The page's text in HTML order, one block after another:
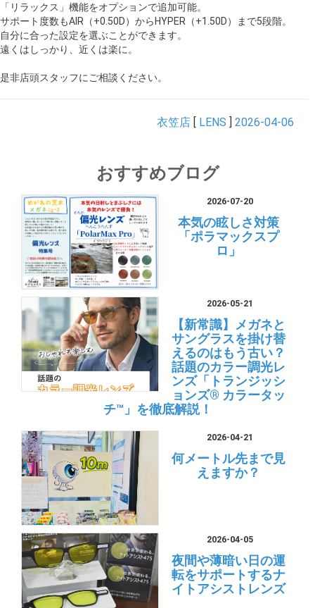
「リラックス」機能をオプションで追加可能。
サポート度数もAIR（+0.50D）からHYPER（+1.50D）まで5段階。
自分に合った設定を選ぶことができます。
遠くはしっかり、近くは楽に。
是非店頭スタッフにご相談ください。
衣笠店 LENS 2026-04-06
おすすめブログ
2026-07-20
本気の眩しさ対策
「ポラマックスプ
ロ」
2026-05-21
【新常識】メガネと
サングラスを掛け替
えるのはもう古い？
話題のカラー調光レ
ンズ「トランジッシ
ョンズ® カラータッ
チ™」を徹底解説！
2026-04-21
何メートル先まで見
えますか？
2026-04-05
夜間や薄暗い日の運
転をサポートするナ
イトアシストレンズ